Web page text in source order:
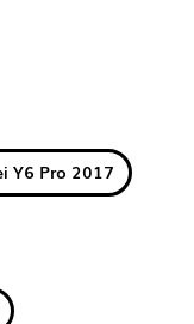
Y6 Pro 2017